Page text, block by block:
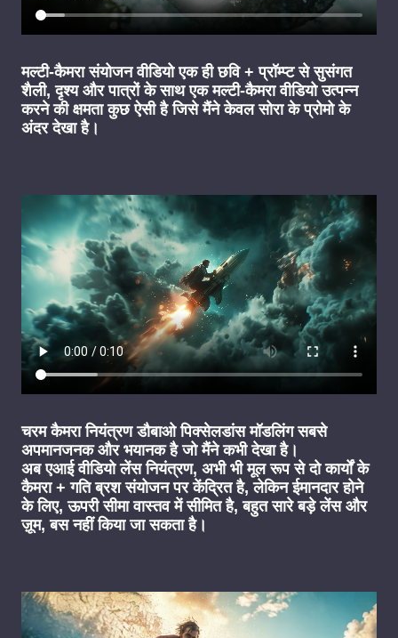
मल्टी-कैमरा संयोजन वीडियो एक ही छवि + प्रॉम्प्ट से सुसंगत
शैली, दृश्य और पात्रों के साथ एक मल्टी-कैमरा वीडियो उत्पन्न
करने की क्षमता कुछ ऐसी है जिसे मैंने केवल सोरा के प्रोमो के
अंदर देखा है।
चरम कैमरा नियंत्रण डौबाओ पिक्सेलडांस मॉडलिंग सबसे
अपमानजनक और भयानक है जो मैंने कभी देखा है।
अब एआई वीडियो लेंस नियंत्रण, अभी भी मूल रूप से दो कार्यों के
कैमरा + गति ब्रश संयोजन पर केंद्रित है, लेकिन ईमानदार होने
के लिए, ऊपरी सीमा वास्तव में सीमित है, बहुत सारे बड़े लेंस और
ज़ूम, बस नहीं किया जा सकता है।